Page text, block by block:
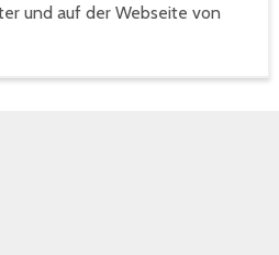
und auf der Webseite von